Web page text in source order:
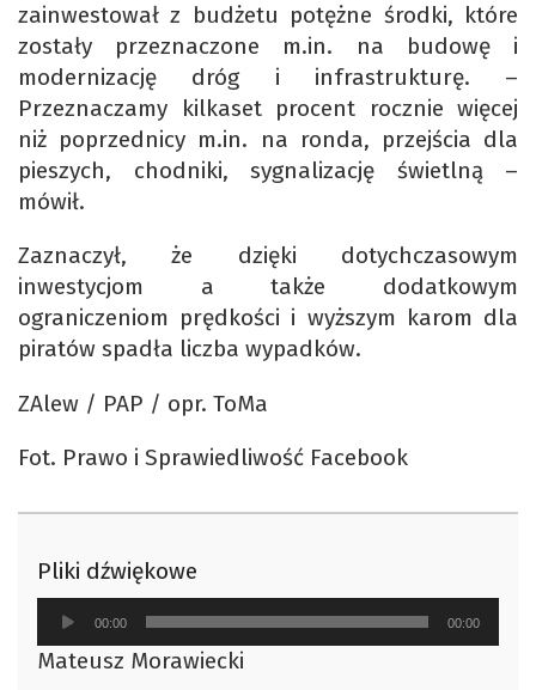
zainwestował z budżetu potężne środki, które
zostały przeznaczone m.in. na budowę i
modernizację dróg i infrastrukturę. –
Przeznaczamy kilkaset procent rocznie więcej
niż poprzednicy m.in. na ronda, przejścia dla
pieszych, chodniki, sygnalizację świetlną –
mówił.
Zaznaczył, że dzięki dotychczasowym
inwestycjom a także dodatkowym
ograniczeniom prędkości i wyższym karom dla
piratów spadła liczba wypadków.
ZAlew / PAP / opr. ToMa
Fot. Prawo i Sprawiedliwość Facebook
Pliki dźwiękowe
Odtwarzacz
plików
dźwiękowych
00:00 00:00
Mateusz Morawiecki